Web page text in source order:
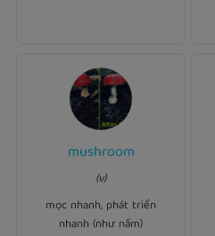
mushroom
(v)
mọc nhanh, phát triển
nhanh (như nấm)
The ​number of
centenarians has
years.